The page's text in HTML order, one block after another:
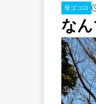
母ゴコロ
な